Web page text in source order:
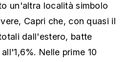
un'altra località simbolo
Capri che, con quasi il
dall'estero, batte
Nelle prime 10